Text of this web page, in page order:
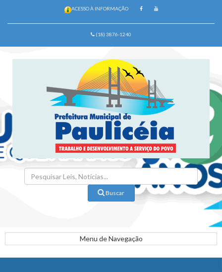
ACESSO À INFORMAÇÃO
(18) 3876-1240
Buscar
Menu de Navegação